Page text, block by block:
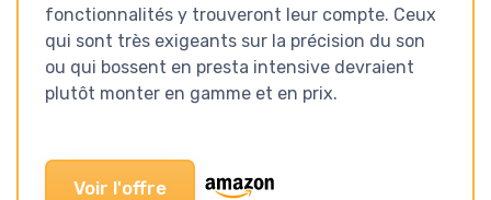
fonctionnalités y trouveront leur compte. Ceux
qui sont très exigeants sur la précision du son
ou qui bossent en presta intensive devraient
plutôt monter en gamme et en prix.
Voir l'offre